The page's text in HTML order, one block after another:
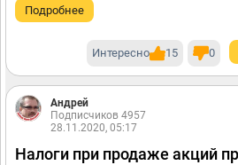
Подробнее
Интересно 15 0
Андрей
Подписчиков 4957
28.11.2020, 05:17
Налоги при продаже акций